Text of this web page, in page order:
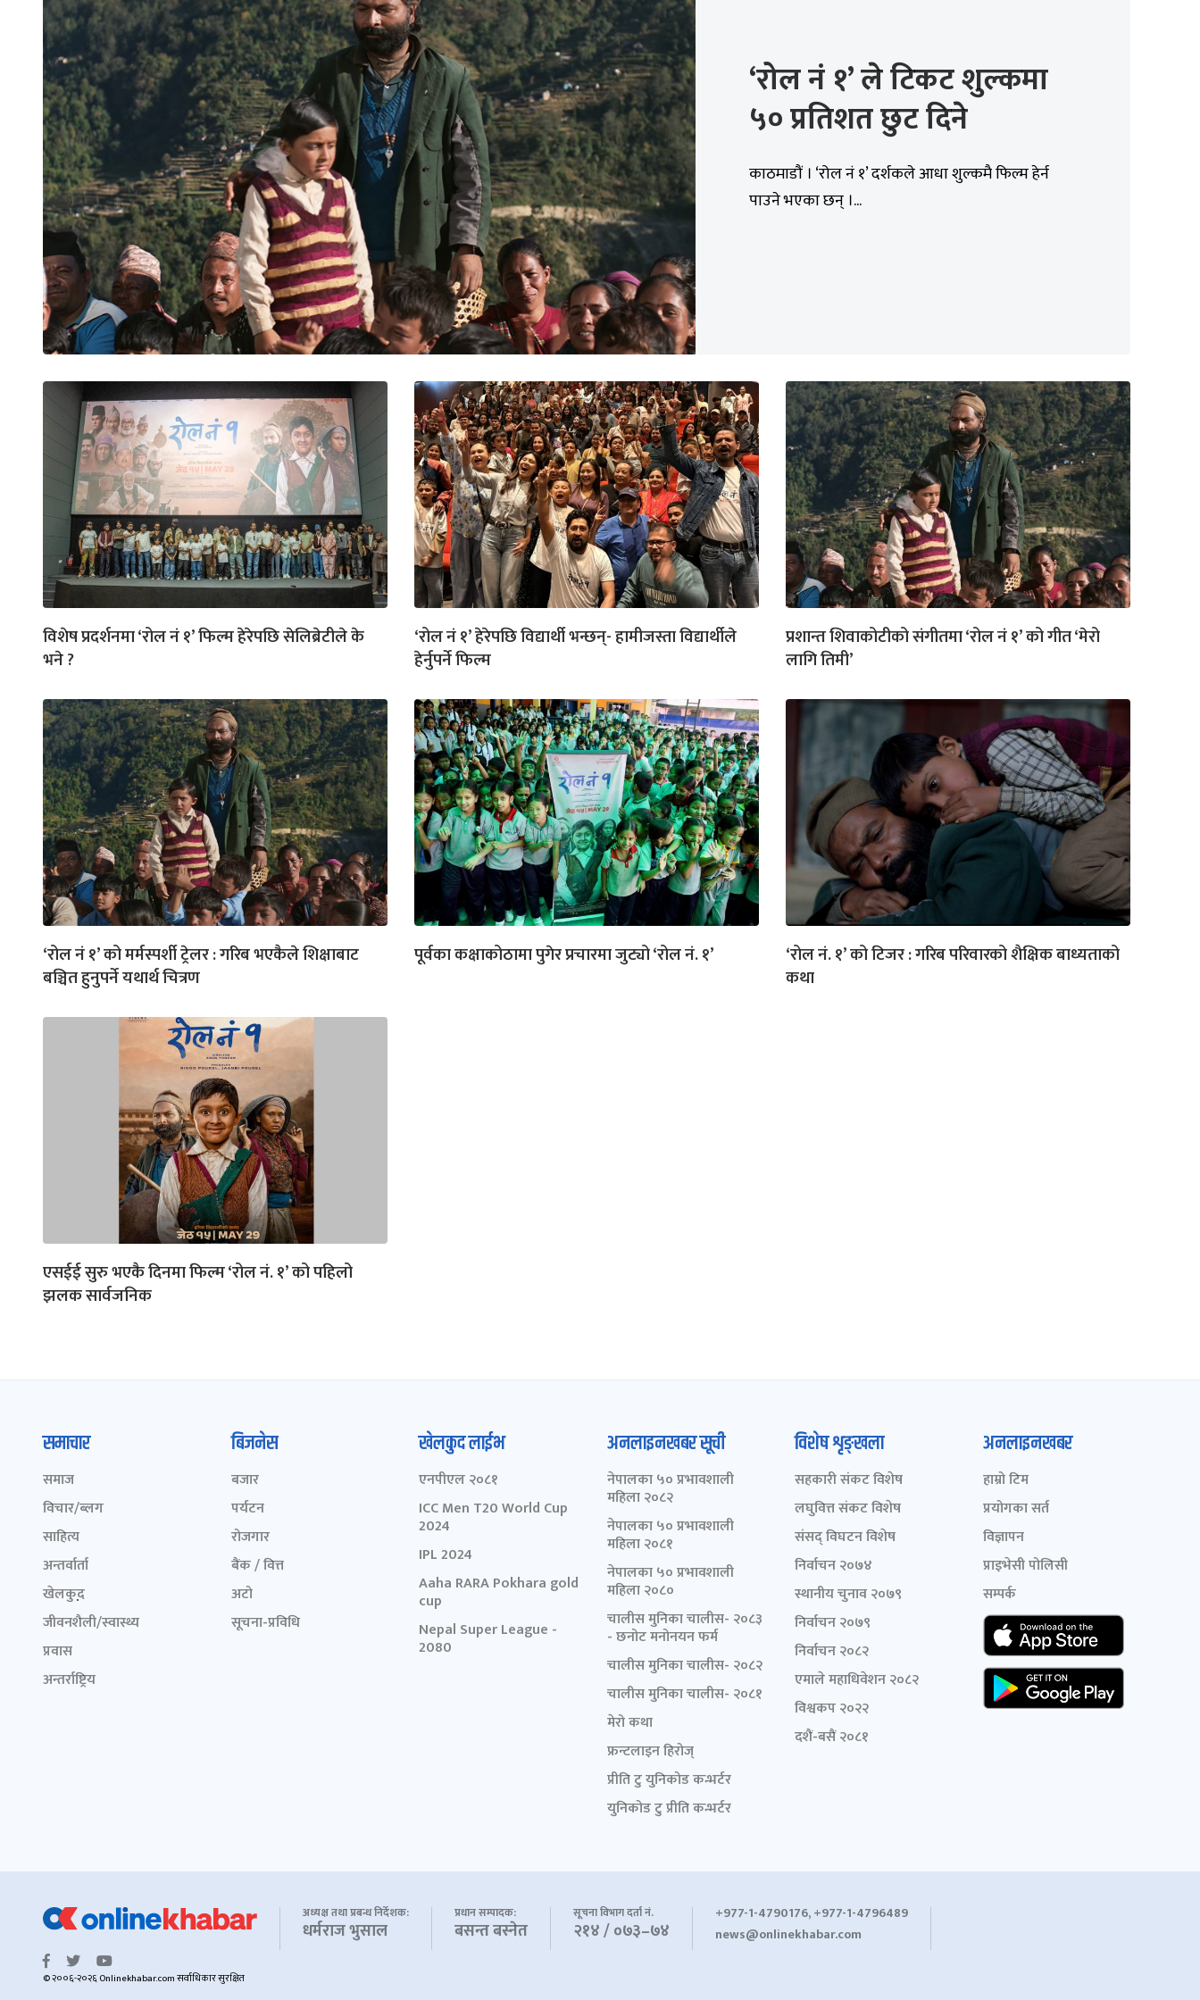
‘रोल नं १’ ले टिकट शुल्कमा
५० प्रतिशत छुट दिने
काठमाडौं । ‘रोल नं १’ दर्शकले आधा शुल्कमै फिल्म हेर्न
पाउने भएका छन् ।...
विशेष प्रदर्शनमा ‘रोल नं १’ फिल्म हेरेपछि सेलिब्रेटीले के
भने ?
‘रोल नं १’ हेरेपछि विद्यार्थी भन्छन्- हामीजस्ता विद्यार्थीले
हेर्नुपर्ने फिल्म
प्रशान्त शिवाकोटीको संगीतमा ‘रोल नं १’ को गीत ‘मेरो
लागि तिमी’
‘रोल नं १’ को मर्मस्पर्शी ट्रेलर : गरिब भएकैले शिक्षाबाट
बञ्चित हुनुपर्ने यथार्थ चित्रण
पूर्वका कक्षाकोठामा पुगेर प्रचारमा जुट्यो ‘रोल नं. १’
‘रोल नं. १’ को टिजर : गरिब परिवारको शैक्षिक बाध्यताको
कथा
एसईई सुरु भएकै दिनमा फिल्म ‘रोल नं. १’ को पहिलो
झलक सार्वजनिक
समाचार
समाज
विचार/ब्लग
साहित्य
अन्तर्वार्ता
खेलकुद़़
जीवनशैली/स्वास्थ्य
प्रवास
अन्तर्राष्ट्रिय
बिजनेस
बजार
पर्यटन
रोजगार
बैंक / वित्त
अटो
सूचना-प्रविधि
खेलकुद लाईभ
एनपीएल २०८१
ICC Men T20 World Cup
2024
IPL 2024
Aaha RARA Pokhara gold
cup
Nepal Super League -
2080
अनलाइनखबर सूची
नेपालका ५० प्रभावशाली
महिला २०८२
नेपालका ५० प्रभावशाली
महिला २०८१
नेपालका ५० प्रभावशाली
महिला २०८०
चालीस मुनिका चालीस- २०८३
- छनोट मनोनयन फर्म
चालीस मुनिका चालीस- २०८२
चालीस मुनिका चालीस- २०८१
मेरो कथा
फ्रन्टलाइन हिरोज्
प्रीति टु युनिकोड कन्भर्टर
युनिकोड टु प्रीति कन्भर्टर
विशेष शृङ्खला
सहकारी संकट विशेष
लघुवित्त संकट विशेष
संसद् विघटन विशेष
निर्वाचन २०७४
स्थानीय चुनाव २०७९
निर्वाचन २०७९
निर्वाचन २०८२
एमाले महाधिवेशन २०८२
विश्वकप २०२२
दशैं-बसैं २०८१
अनलाइनखबर
हाम्रो टिम
प्रयोगका सर्त
विज्ञापन
प्राइभेसी पोलिसी
सम्पर्क
अध्यक्ष तथा प्रबन्ध निर्देशक:
धर्मराज भुसाल
प्रधान सम्पादक:
बसन्त बस्नेत
सूचना विभाग दर्ता नं.
२१४ / ०७३–७४
+977-1-4790176, +977-1-4796489
news@onlinekhabar.com
© २००६-२०२६ Onlinekhabar.com सर्वाधिकार सुरक्षित